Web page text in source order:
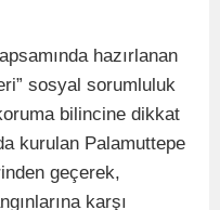
hazırlanan
sosyal sorumluluk
bilincine dikkat
kurulan Palamuttepe
geçerek,
karşı